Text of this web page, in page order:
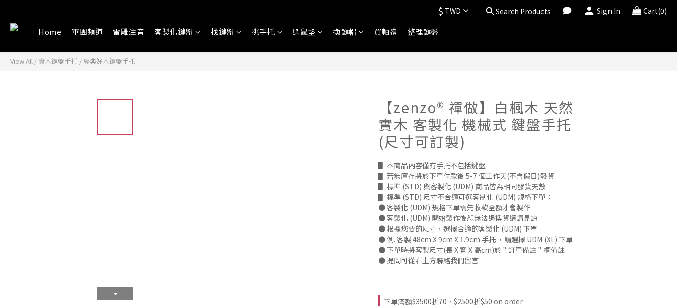
$ TWD Search Products Sign In Cart(0)
Home 軍團頻道 雷雕注音 客製化鍵盤 找鍵盤 挑手托 選鼠墊 換鍵帽 買軸體 整理鍵盤
View All / 實木鍵盤手托 / 經典好木鍵盤手托
【zenzo® 禪做】白楓木 天然
實木 客製化 機械式 鍵盤手托
(尺寸可訂製)
▋ 本商品內容僅有手托不包括鍵盤
▋ 若無庫存將於下單付款後 5-7 個工作天(不含假日)發貨
▋ 標準 (STD) 與客製化 (UDM) 商品皆為相同發貨天數
▋ 標準 (STD) 尺寸不合適可選客制化 (UDM) 規格下單：
● 客製化 (UDM) 規格下單需先收款全額才會製作
● 客製化 (UDM) 開始製作後恕無法退換貨還請見諒
● 根據您要的尺寸，選擇合適的客製化 (UDM) 下單
● 例. 客製 48cm X 9cm X 1.9cm 手托 ，請選擇 UDM (XL) 下單
● 下單時將客製尺寸(長 X 寬 X 高cm)於＂訂單備註＂欄備註
● 提問可從右上方聯絡我們留言
下單滿額$3500折70、$2500折$50 on order